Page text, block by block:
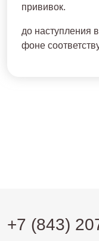
прививок.
до наступления
фоне
+7 (843)